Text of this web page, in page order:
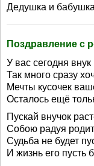
Дедушка и
Поздравление с
У вас сегодня внук
Так много сразу
Мечты кусочек
Осталось ещё
Пускай внучок
Собою радуя
Судьба не будет
И жизнь его пусть